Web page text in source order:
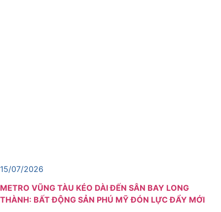
15/07/2026
METRO VŨNG TÀU KÉO DÀI ĐẾN SÂN BAY LONG
THÀNH: BẤT ĐỘNG SẢN PHÚ MỸ ĐÓN LỰC ĐẨY MỚI